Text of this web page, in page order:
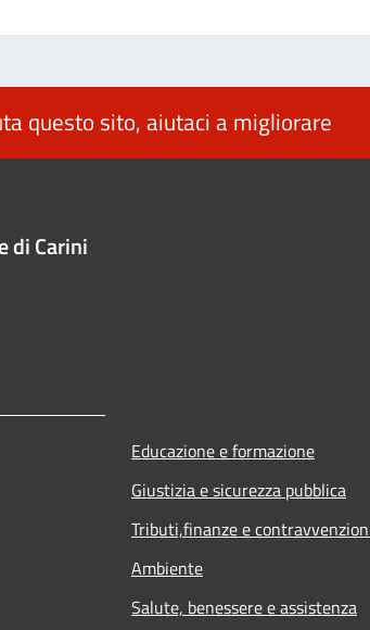
questo sito, aiutaci a migliorare
di Carini
Educazione e formazione
Giustizia e sicurezza pubblica
Tributi,finanze e
Ambiente
Salute, benessere e assistenza